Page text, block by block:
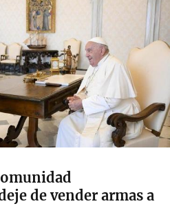
de vender armas a